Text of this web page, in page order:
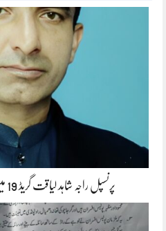
پرنسپل راجہ شاہد لیاقت گریڈ 19 میں ترقی پا گئے، خوشی کی لہر